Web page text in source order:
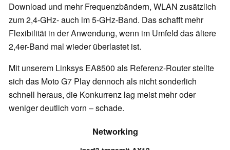
Download und mehr Frequenzbändern, WLAN zusätzlich
zum 2,4-GHz- auch im 5-GHz-Band. Das schafft mehr
Flexibilität in der Anwendung, wenn im Umfeld das ältere
2,4er-Band mal wieder überlastet ist.
Mit unserem Linksys EA8500 als Referenz-Router stellte
sich das Moto G7 Play dennoch als nicht sonderlich
schnell heraus, die Konkurrenz lag meist mehr oder
weniger deutlich vorn – schade.
Networking